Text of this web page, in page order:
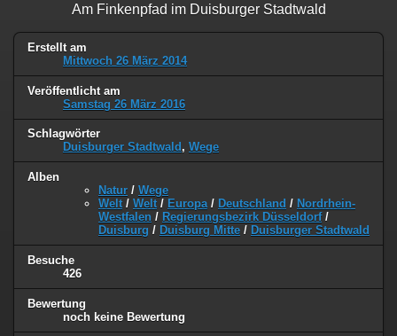
Am Finkenpfad im Duisburger Stadtwald
Erstellt am
Mittwoch 26 März 2014
Veröffentlicht am
Samstag 26 März 2016
Schlagwörter
Duisburger Stadtwald , Wege
Alben
Natur / Wege
Welt / Welt / Europa/ Deutschland / Nordrhein-
Westfalen / Regierungsbezirk Düsseldorf/
Duisburg / Duisburg Mitte / Duisburger Stadtwald
Besuche
426
Bewertung
noch keine Bewertung